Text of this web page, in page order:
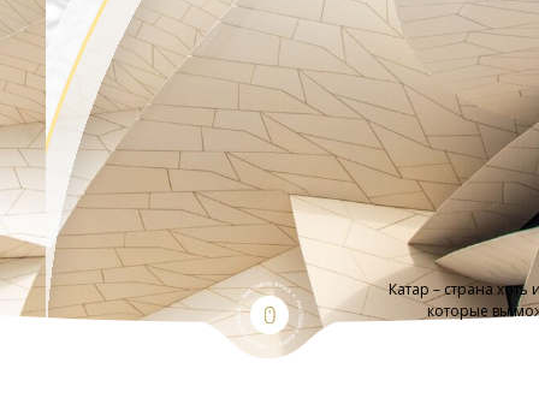
Катар – страна
которые вы